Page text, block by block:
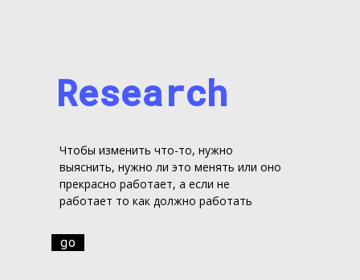
Research
Чтобы изменить что-то, нужно
выяснить, нужно ли это менять или оно
прекрасно работает, а если не
работает то как должно работать
go